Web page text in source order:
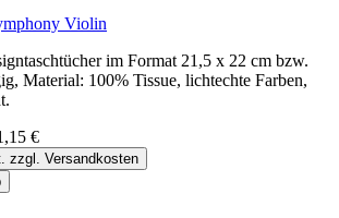
Violin
im Format 21,5 x 22 cm bzw.
Material: 100% Tissue, lichtechte Farben,
€
zzgl. Versandkosten